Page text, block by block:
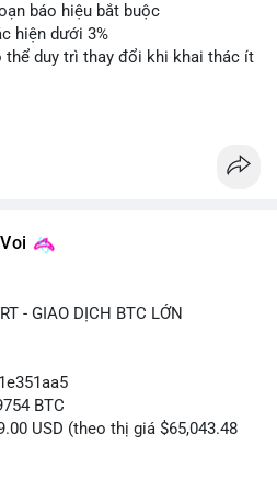
nên thận trọng quan sát biến
giờ tới. Tránh hành động theo
đến của số BTC này trước khi
báo hiệu bắt buộc
hiện dưới 3%
thể duy trì thay đổi khi khai thác ít
- GIAO DỊCH BTC LỚN
BTC
USD (theo thị giá $65,043.48